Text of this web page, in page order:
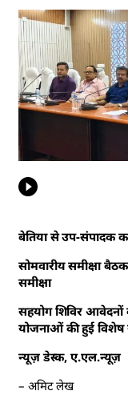
बेतिया से उप-संपादक
सोमवारीय समीक्षा बैठक
समीक्षा
सहयोग शिविर आवेदनों
योजनाओं की हुई विशेष
न्यूज़ डेस्क, ए.एल.न्यूज़
– अमिट लेख